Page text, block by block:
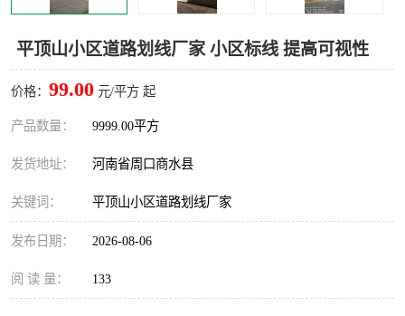
平顶山小区道路划线厂家 小区标线 提高可视性
价格： 99.00 元/平方 起
产品数量： 9999.00平方
发货地址： 河南省周口商水县
关键词： 平顶山小区道路划线厂家
发布日期： 2026-08-06
阅 读 量： 133